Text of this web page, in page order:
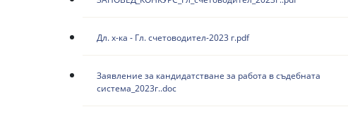
Дл. х-ка - Гл. счетоводител-2023 г.pdf
Заявление за кандидатстване за работа в съдебната
система_2023г..doc